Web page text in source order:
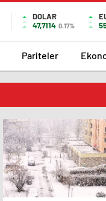
DOLAR
47,7114 0.17%
Pariteler